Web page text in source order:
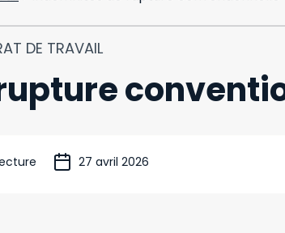
DE TRAVAIL
27 avril 2026